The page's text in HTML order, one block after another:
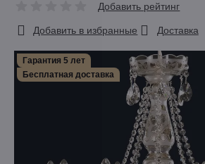
Гарантия 5 лет
Бесплатная доставка
Добавить рейтинг
Добавить в избранные Доставка